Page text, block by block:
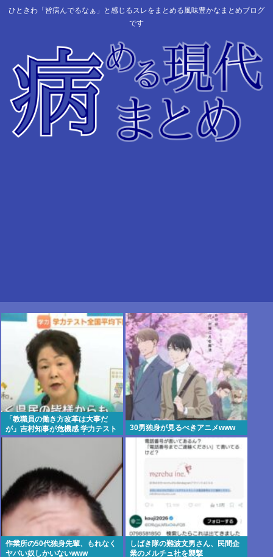
ひときわ「皆病んでるなぁ」と感じるスレをまとめる風味豊かなまとめブログ
です
「教職員の働き方改革は大事だ
が」吉村知事が危機感 学力テスト
結果が全教科で「平均以下」
30男独身が見るべきアニメwww
作業所の50代独身先輩、もれなく
ヤバい奴しかいないwww
しばき隊の難波文男さん、民間企
業のメルチュ社を襲撃